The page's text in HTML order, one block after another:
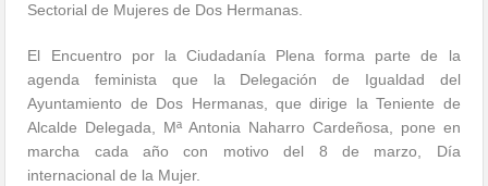
Sectorial de Mujeres de Dos Hermanas.
El Encuentro por la Ciudadanía Plena forma parte de la
agenda feminista que la Delegación de Igualdad del
Ayuntamiento de Dos Hermanas, que dirige la Teniente de
Alcalde Delegada, Mª Antonia Naharro Cardeñosa, pone en
marcha cada año con motivo del 8 de marzo, Día
internacional de la Mujer.